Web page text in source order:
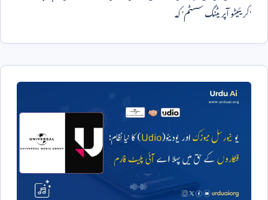
'کریئیٹو آپریٹنگ سسٹم' کہ